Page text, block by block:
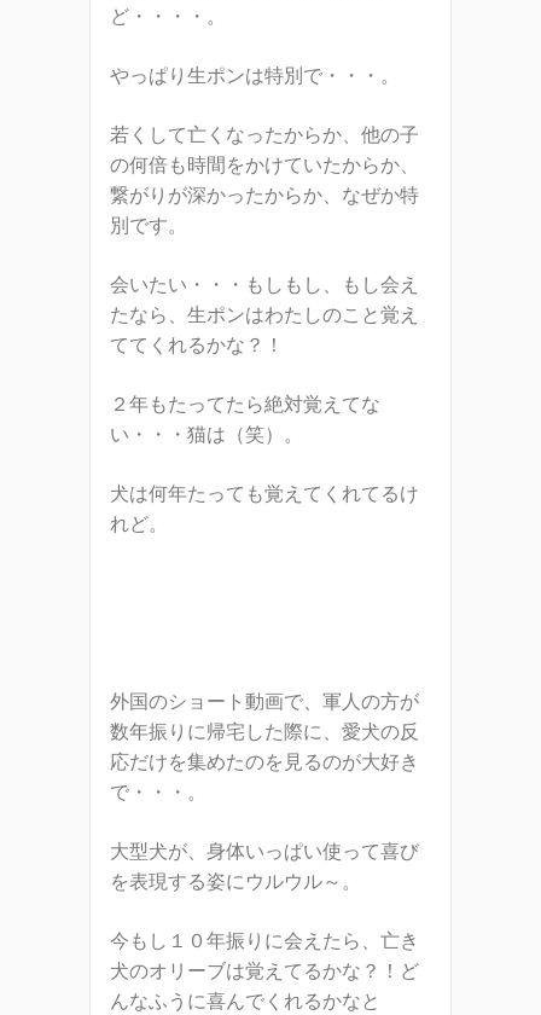
ど・・・・。
やっぱり生ポンは特別で・・・。
若くして亡くなったからか、他の子
の何倍も時間をかけていたからか、
繋がりが深かったからか、なぜか特
別です。
会いたい・・・もしもし、もし会え
たなら、生ポンはわたしのこと覚え
ててくれるかな？！
２年もたってたら絶対覚えてな
い・・・猫は（笑）。
犬は何年たっても覚えてくれてるけ
れど。
外国のショート動画で、軍人の方が
数年振りに帰宅した際に、愛犬の反
応だけを集めたのを見るのが大好き
で・・・。
大型犬が、身体いっぱい使って喜び
を表現する姿にウルウル～。
今もし１０年振りに会えたら、亡き
犬のオリーブは覚えてるかな？！ど
んなふうに喜んでくれるかなと